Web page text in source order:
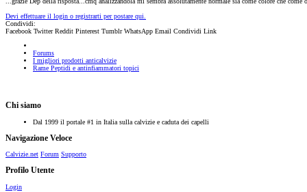
Devi effettuare il login o registrarti per postare qui.
Condividi:
Facebook Twitter Reddit Pinterest Tumblr WhatsApp Email Condividi Link
Forums
I migliori prodotti anticalvizie
Rame Peptidi e antinfiammatori topici
Chi siamo
Dal 1999 il portale #1 in Italia sulla calvizie e caduta dei capelli
Navigazione Veloce
Calvizie.net Forum Supporto
Profilo Utente
Login